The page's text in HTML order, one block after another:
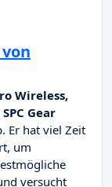
Wireless,
Gear
Er hat viel Zeit
um
versucht